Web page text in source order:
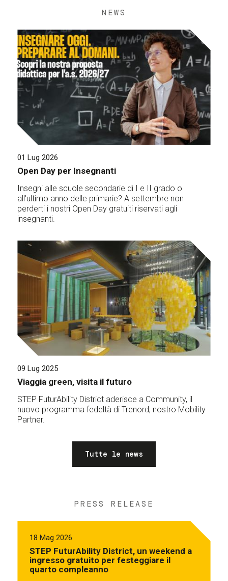
NEWS
01 Lug 2026
Open Day per Insegnanti
Insegni alle scuole secondarie di I e II grado o
all'ultimo anno delle primarie? A settembre non
perderti i nostri Open Day gratuiti riservati agli
insegnanti.
09 Lug 2025
Viaggia green, visita il futuro
STEP FuturAbility District aderisce a Community, il
nuovo programma fedeltà di Trenord, nostro Mobility
Partner.
Tutte le news
PRESS RELEASE
18 Mag 2026
STEP FuturAbility District, un weekend a
ingresso gratuito per festeggiare il
quarto compleanno